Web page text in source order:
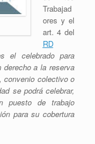
Trabajad
ores y el
art. 4 del
RD
el celebrado para
a la reserva
convenio colectivo o
se podrá celebrar,
puesto de trabajo
para su cobertura